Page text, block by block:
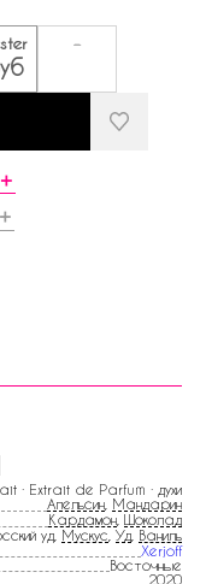
-
＋
＋
· Extrait de Parfum · духи
Апельсин Мандарин
Кардамон Шоколад
уд, Мускус Уд Ваниль
Xerjoff
Восточные
2020